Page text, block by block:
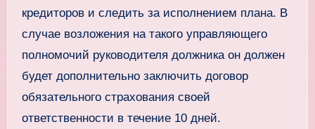
кредиторов и следить за исполнением плана. В
случае возложения на такого управляющего
полномочий руководителя должника он должен
будет дополнительно заключить договор
обязательного страхования своей
ответственности в течение 10 дней.